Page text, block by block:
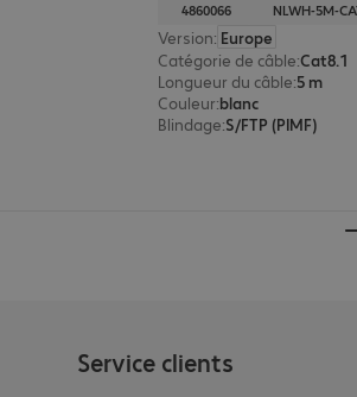
4860066
NLWH-5M-
Version: Europe
Catégorie de câble:Cat8.1
Longueur du câble:5 m
Couleur:blanc
Blindage:S/FTP (PIMF)
Service clients